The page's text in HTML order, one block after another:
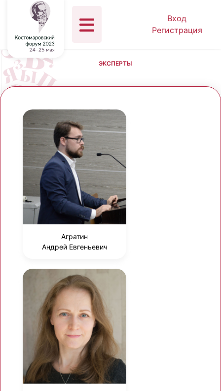
Вход
Регистрация
ЭКСПЕРТЫ
Агратин
Андрей Евгеньевич